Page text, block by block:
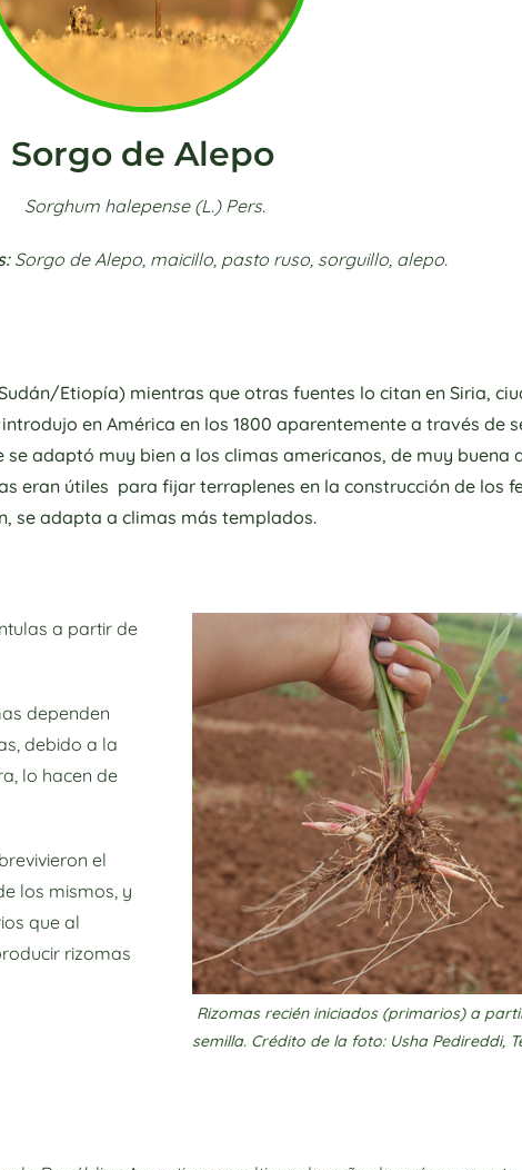
Sorgo de Alepo
Sorghum halepense (L.) Pers.
Sorgo de Alepo, maicillo, pasto ruso, sorguillo, alepo.
Etiopía) mientras que otras fuentes lo citan en Siria,
en América en los 1800 aparentemente a través de
se adaptó muy bien a los climas americanos, de muy
eran útiles para fijar terraplenes en la construcción de los
se adapta a climas más templados.
Rizomas recién iniciados (primarios) a
semilla. Crédito de la foto: Usha Pedireddi,
a partir de
dependen
debido a la
lo hacen de
el
los mismos, y
que al
rizomas